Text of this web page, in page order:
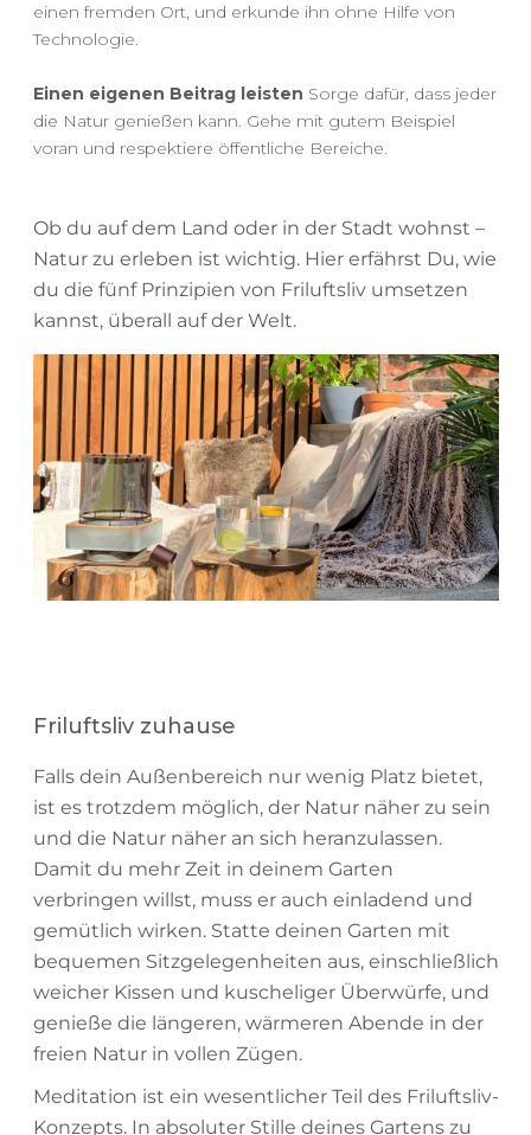
einen fremden Ort, und erkunde ihn ohne Hilfe von
Technologie.
Einen eigenen Beitrag leisten Sorge dafür, dass jeder
die Natur genießen kann. Gehe mit gutem Beispiel
voran und respektiere öffentliche Bereiche.
Ob du auf dem Land oder in der Stadt wohnst –
Natur zu erleben ist wichtig. Hier erfährst Du, wie
du die fünf Prinzipien von Friluftsliv umsetzen
kannst, überall auf der Welt.
Friluftsliv zuhause
Falls dein Außenbereich nur wenig Platz bietet,
ist es trotzdem möglich, der Natur näher zu sein
und die Natur näher an sich heranzulassen.
Damit du mehr Zeit in deinem Garten
verbringen willst, muss er auch einladend und
gemütlich wirken. Statte deinen Garten mit
bequemen Sitzgelegenheiten aus, einschließlich
weicher Kissen und kuscheliger Überwürfe, und
genieße die längeren, wärmeren Abende in der
freien Natur in vollen Zügen.
Meditation ist ein wesentlicher Teil des Friluftsliv-
Konzepts. In absoluter Stille deines Gartens zu